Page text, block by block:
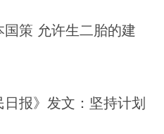
策 允许生二胎的建
报》发文：坚持计划